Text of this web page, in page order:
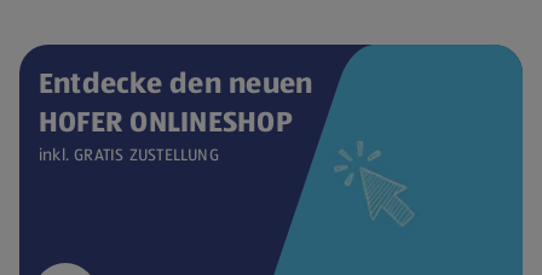
Entdecke den neuen
HOFER ONLINESHOP
inkl. GRATIS ZUSTELLUNG